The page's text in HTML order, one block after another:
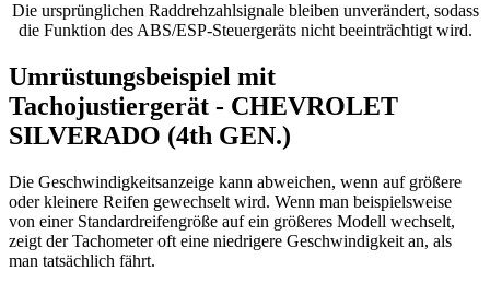
Die ursprünglichen Raddrehzahlsignale bleiben unverändert, sodass
die Funktion des ABS/ESP-Steuergeräts nicht beeinträchtigt wird.
Umrüstungsbeispiel mit
Tachojustiergerät - CHEVROLET
SILVERADO (4th GEN.)
Die Geschwindigkeitsanzeige kann abweichen, wenn auf größere
oder kleinere Reifen gewechselt wird. Wenn man beispielsweise
von einer Standardreifengröße auf ein größeres Modell wechselt,
zeigt der Tachometer oft eine niedrigere Geschwindigkeit an, als
man tatsächlich fährt.